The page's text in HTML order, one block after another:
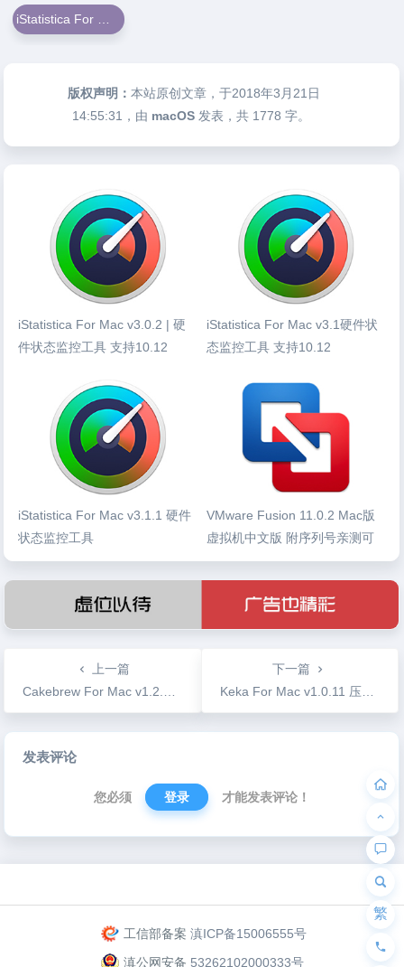
版权声明：本站原创文章，于2018年3月21日
14:55:31 ，由 macOS 发表，共 1778 字。
iStatistica For Mac v3.0.2 | 硬
件状态监控工具 支持10.12
iStatistica For Mac v3.1硬件状
态监控工具 支持10.12
iStatistica For Mac v3.1.1 硬件
状态监控工具
VMware Fusion 11.0.2 Mac版
虚拟机中文版 附序列号亲测可
用
上一篇
Cakebrew For Mac v1.2.4 图形界面管理你的homebrew
下一篇
Keka For Mac v1.0.11 压缩解压工具支持众多格式
发表评论
您必须 登录 才能发表评论！
工信部备案 滇ICP备15006555号
滇公网安备 53262102000333号
繁